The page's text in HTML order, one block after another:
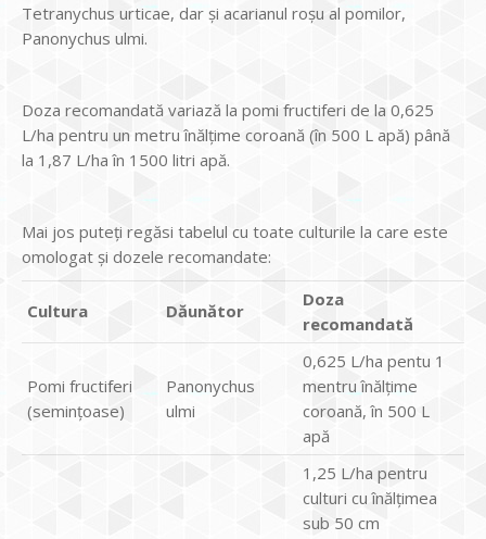
Tetranychus urticae, dar și acarianul roșu al pomilor,
Panonychus ulmi.
Doza recomandată variază la pomi fructiferi de la 0,625
L/ha pentru un metru înălțime coroană (în 500 L apă) până
la 1,87 L/ha în 1500 litri apă.
Mai jos puteți regăsi tabelul cu toate culturile la care este
omologat și dozele recomandate:
Cultura Dăunător
Doza
recomandată
Pomi fructiferi
(semințoase)
Panonychus
ulmi
0,625 L/ha pentu 1
mentru înălțime
coroană, în 500 L
apă
1,25 L/ha pentru
culturi cu înălțimea
sub 50 cm